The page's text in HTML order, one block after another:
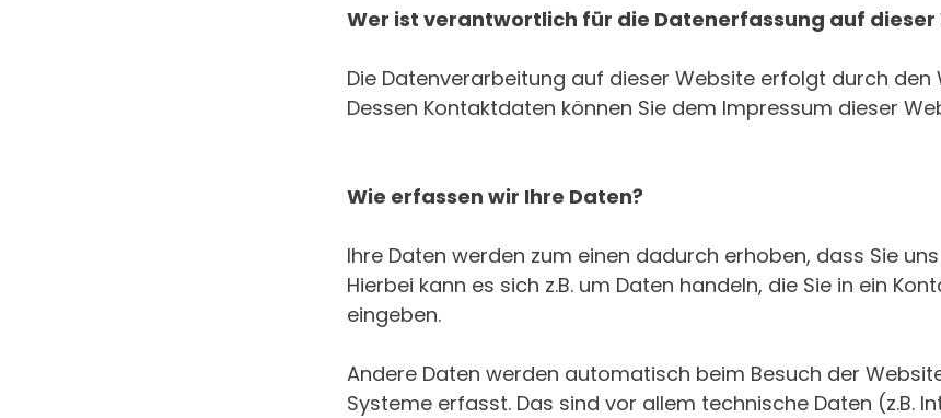
Wer ist verantwortlich für die Datenerfassung auf dieser
Die Datenverarbeitung auf dieser Website erfolgt durch den
Dessen Kontaktdaten können Sie dem Impressum dieser
Wie erfassen wir Ihre Daten?
Ihre Daten werden zum einen dadurch erhoben, dass Sie
Hierbei kann es sich z.B. um Daten handeln, die Sie in ein
eingeben.
Andere Daten werden automatisch beim Besuch der
Systeme erfasst. Das sind vor allem technische Daten (z.B.